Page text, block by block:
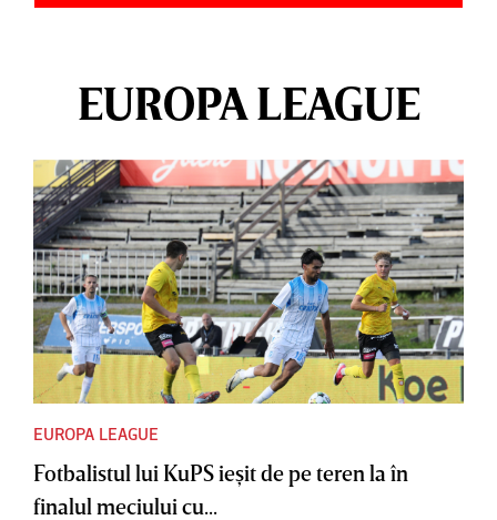
EUROPA LEAGUE
EUROPA LEAGUE
Fotbalistul lui KuPS ieşit de pe teren la în
finalul meciului cu...